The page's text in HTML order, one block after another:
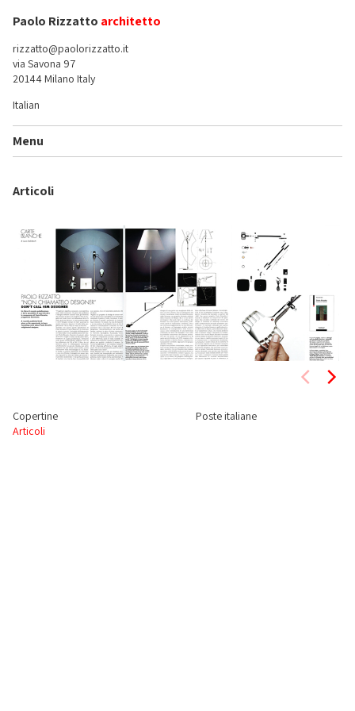
Paolo Rizzatto architetto
rizzatto@paolorizzatto.it
via Savona 97
20144 Milano Italy
Italian
Menu
Articoli
Copertine
Articoli
Poste italiane